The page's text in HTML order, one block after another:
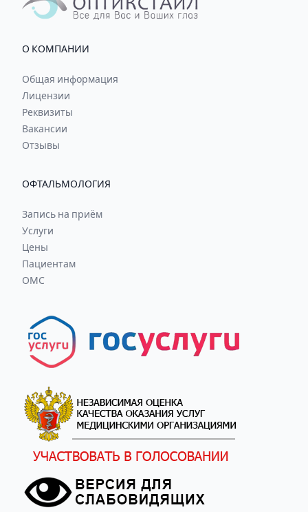
О КОМПАНИИ
Общая информация
Лицензии
Реквизиты
Вакансии
Отзывы
ОФТАЛЬМОЛОГИЯ
Запись на приём
Услуги
Цены
Пациентам
ОМС